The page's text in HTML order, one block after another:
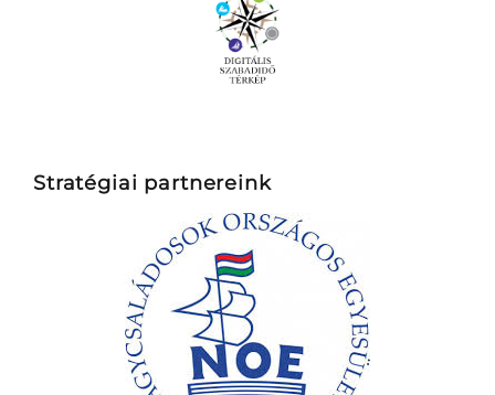
Stratégiai partnereink